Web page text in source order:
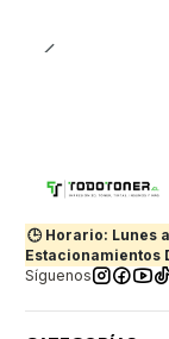
🕒 Horario: Lunes
Estacionamientos
Síguenos